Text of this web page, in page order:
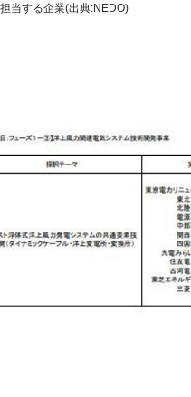
当する企業(出典:NEDO)